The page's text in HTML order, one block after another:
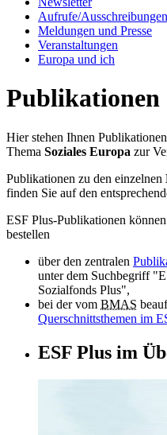
Auf­ru­fe/Aus­schrei­bun­gen
Mel­dun­gen und Pres­se
Ver­an­stal­tun­gen
Eu­ro­pa und ich
Publikationen
Hier stehen Ihnen
Thema Soziales Europa zur
Publikationen zu den einzelnen
finden Sie auf den
ESF Plus-Publikationen
bestellen
über den zentralen
unter dem Suchbegriff
Sozialfonds Plus",
bei der vom BMAS
Querschnittsthemen im
ESF Plus im